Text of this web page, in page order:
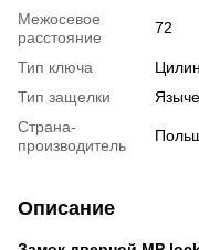
Межосевое
расстояние
72
Тип ключа
Тип защелки
Страна-
производитель
Описание